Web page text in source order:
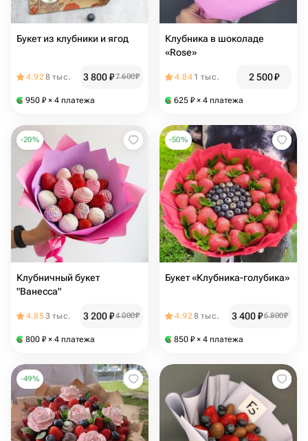
Букет из клубники и ягод
4.928 тыс. 3 800₽7 600₽
950 ₽ × 4 платежа
Клубника в шоколаде
«Rose»
4.84 1 тыс. 2 500₽
625 ₽ × 4 платежа
-20%
Клубничный букет
"Ванесса"
4.853 тыс. 3 200₽4 000₽
800 ₽ × 4 платежа
-50%
Букет «Клубника-голубика»
4.928 тыс. 3 400₽6 800₽
850 ₽ × 4 платежа
-49%